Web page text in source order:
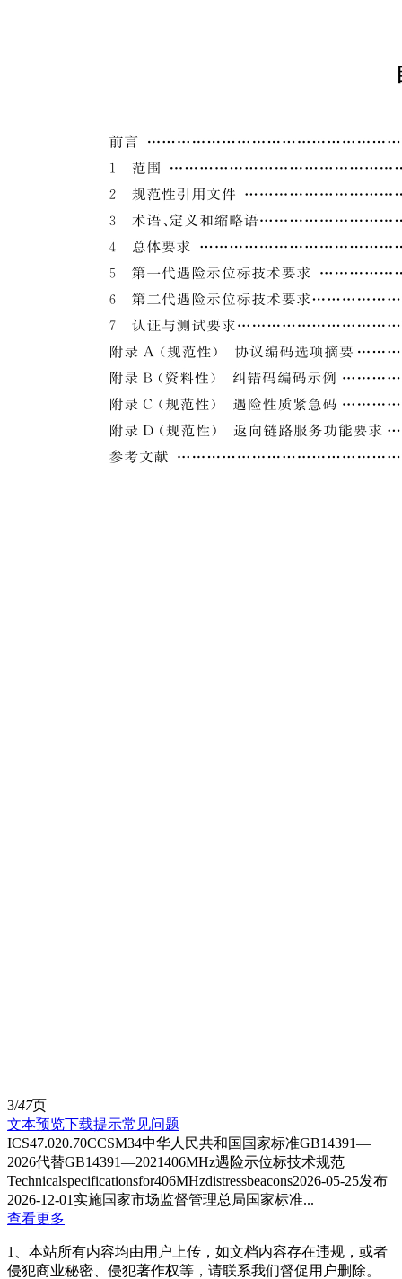
3/47页
文本预览下载提示常见问题
ICS47.020.70CCSM34中华人民共和国国家标准GB14391—
2026代替GB14391—2021406MHz遇险示位标技术规范
Technicalspecificationsfor406MHzdistressbeacons2026-05-25发布
2026-12-01实施国家市场监督管理总局国家标准...
查看更多
1、本站所有内容均由用户上传，如文档内容存在违规，或者
侵犯商业秘密、侵犯著作权等，请联系我们督促用户删除。